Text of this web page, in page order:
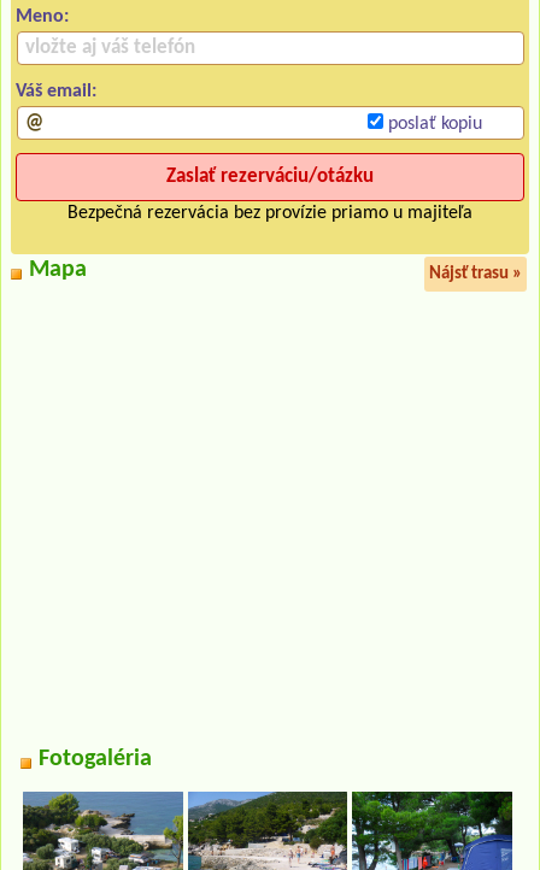
Meno:
Váš email:
poslať kopiu
Bezpečná rezervácia bez provízie priamo u majiteľa
Mapa Nájsť trasu »
Fotogaléria